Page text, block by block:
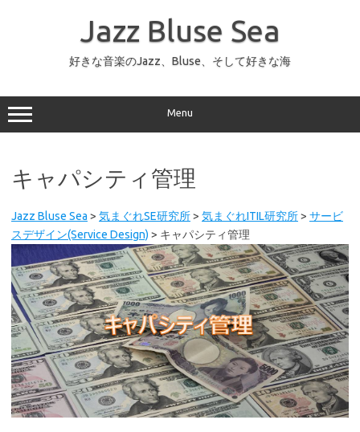
ッ
プ
Jazz Bluse Sea
好きな音楽のJazz、Bluse、そして好きな海
Menu
キャパシティ管理
Jazz Bluse Sea > 気まぐれSE研究所> 気まぐれITIL研究所> サービ
スデザイン(Service Design) > キャパシティ管理